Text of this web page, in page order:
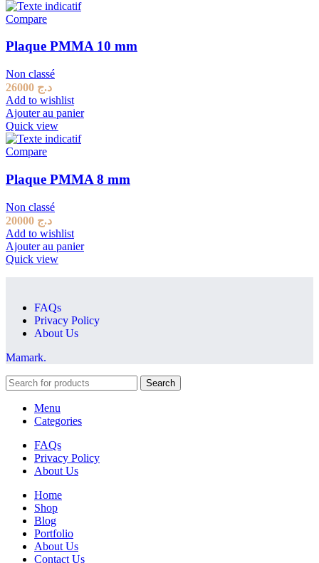
Compare
Plaque PMMA 10 mm
Non classé
د.ج
Add to wishlist
Ajouter au panier
Quick view
Compare
Plaque PMMA 8 mm
Non classé
د.ج
Add to wishlist
Ajouter au panier
Quick view
FAQs
Privacy Policy
About Us
Mamark.
Search
Menu
Categories
FAQs
Privacy Policy
About Us
Home
Shop
Blog
Portfolio
About Us
Contact Us